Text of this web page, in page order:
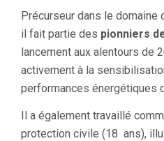
Précurseur dans le domaine
il fait partie des pionniers
lancement aux alentours de
activement à la
performances énergétiques
Il a également travaillé
protection civile (18 ans),